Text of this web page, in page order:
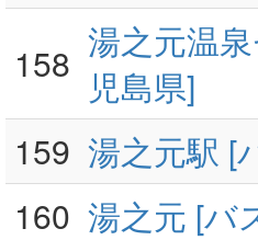
158 湯之元温
児島県]
159 湯之元駅 [
160 湯之元 [バ